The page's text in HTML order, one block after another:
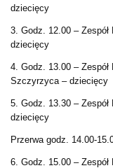
dziecięcy
3. Godz. 12.00 – Zespół
dziecięcy
4. Godz. 13.00 –
Szczyrzyca – dziecięcy
5. Godz. 13.30 –
dziecięcy
Przerwa godz. 14.00-
6. Godz. 15.00 – Zespół